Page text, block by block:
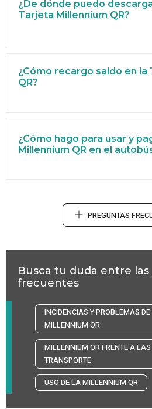
¿De dónde puedo
Tarjeta Millennium QR?
¿Cómo recargo saldo en la
QR?
¿Cómo hago para usar y
Millennium QR en el
PREGUNTAS
Busca tu duda entre
frecuentes
INCIDENCIAS Y PROBLEMAS
MILLENNIUM QR
MILLENNIUM QR FRENTE A
TRANSPORTE
USO DE LA MILLENNIUM QR